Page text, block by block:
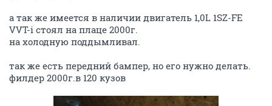
а так же имеется в наличии двигатель 1,0L 1SZ-FE
VVT-i стоял на плаце 2000г.
на холодную поддымливал.
так же есть передний бампер, но его нужно делать.
филдер 2000г.в 120 кузов